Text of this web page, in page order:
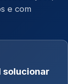
e com
solucionar